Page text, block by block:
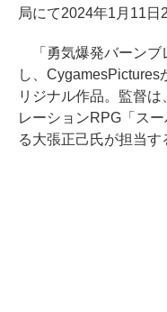
局にて2024年1月11日
「勇気爆発バーンブ
し、CygamesPictures
リジナル作品。監督
レーションRPG「ス
る大張正己氏が担当す